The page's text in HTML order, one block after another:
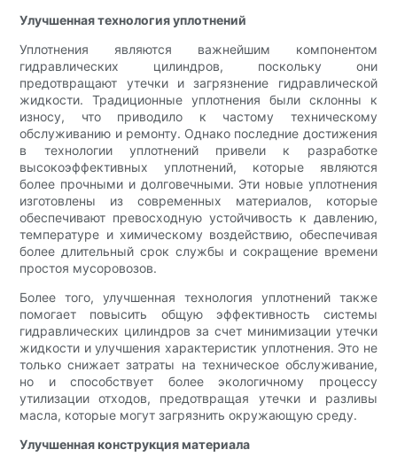
Улучшенная технология уплотнений
Уплотнения являются важнейшим компонентом
гидравлических цилиндров, поскольку они
предотвращают утечки и загрязнение гидравлической
жидкости. Традиционные уплотнения были склонны к
износу, что приводило к частому техническому
обслуживанию и ремонту. Однако последние достижения
в технологии уплотнений привели к разработке
высокоэффективных уплотнений, которые являются
более прочными и долговечными. Эти новые уплотнения
изготовлены из современных материалов, которые
обеспечивают превосходную устойчивость к давлению,
температуре и химическому воздействию, обеспечивая
более длительный срок службы и сокращение времени
простоя мусоровозов.
Более того, улучшенная технология уплотнений также
помогает повысить общую эффективность системы
гидравлических цилиндров за счет минимизации утечки
жидкости и улучшения характеристик уплотнения. Это не
только снижает затраты на техническое обслуживание,
но и способствует более экологичному процессу
утилизации отходов, предотвращая утечки и разливы
масла, которые могут загрязнить окружающую среду.
Улучшенная конструкция материала